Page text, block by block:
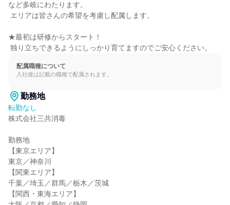
など多岐にわたります。
★最初は研修からスタート！
独り立ちできるようにしっかり育てますのでご安心ください。
配属職種について
入社後は記載の職種で配属されます。
勤務地
転勤なし
株式会社三共消毒
勤務地
【東京エリア】
東京／神奈川
【関東エリア】
千葉／埼玉／群馬／栃木／茨城
【関西・東海エリア】